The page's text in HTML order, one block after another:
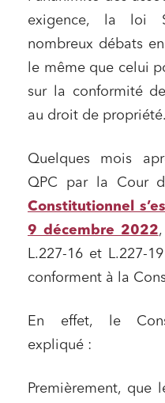
exigence, la loi
nombreux débats
le même que celui
sur la conformité
au droit de propriété.
Quelques mois
QPC par la Cour
Constitutionnel
9 décembre 2022
L.227-16 et L.227-
conforment à la
En effet, le
expliqué :
Premièrement, que